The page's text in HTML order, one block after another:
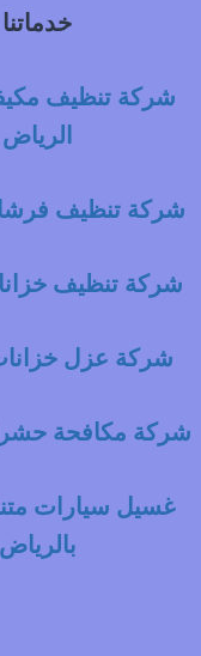
خدماتنا
شركة تنظيف
الرياض
شركة تنظيف
شركة تنظيف
شركة عزل
شركة مكافحة
غسيل سيارات
بالرياض